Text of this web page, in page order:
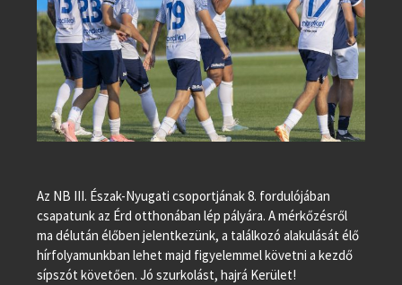
Az NB III. Észak-Nyugati csoportjának 8. fordulójában
csapatunk az Érd otthonában lép pályára. A mérkőzésről
ma délután élőben jelentkezünk, a találkozó alakulását élő
hírfolyamunkban lehet majd figyelemmel követni a kezdő
sípszót követően. Jó szurkolást, hajrá Kerület!